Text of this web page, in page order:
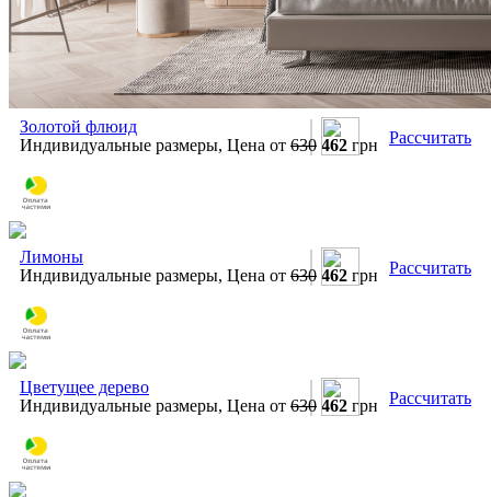
Золотой флюид
Индивидуальные размеры, Цена от 630 462 грн Рассчитать
Лимоны
Индивидуальные размеры, Цена от 630 462 грн Рассчитать
Цветущее дерево
Индивидуальные размеры, Цена от 630 462 грн Рассчитать